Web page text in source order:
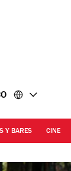
Y BARES CINE